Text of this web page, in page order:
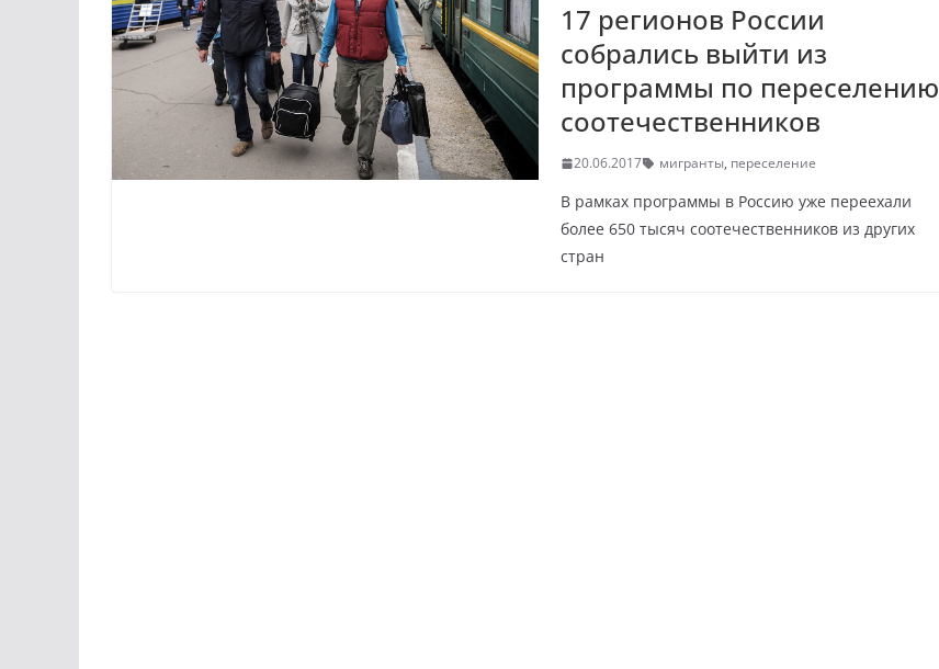
17 регионов России
собрались выйти из
программы по переселению
соотечественников
20.06.2017 мигранты, переселение
В рамках программы в Россию уже переехали
более 650 тысяч соотечественников из других
стран